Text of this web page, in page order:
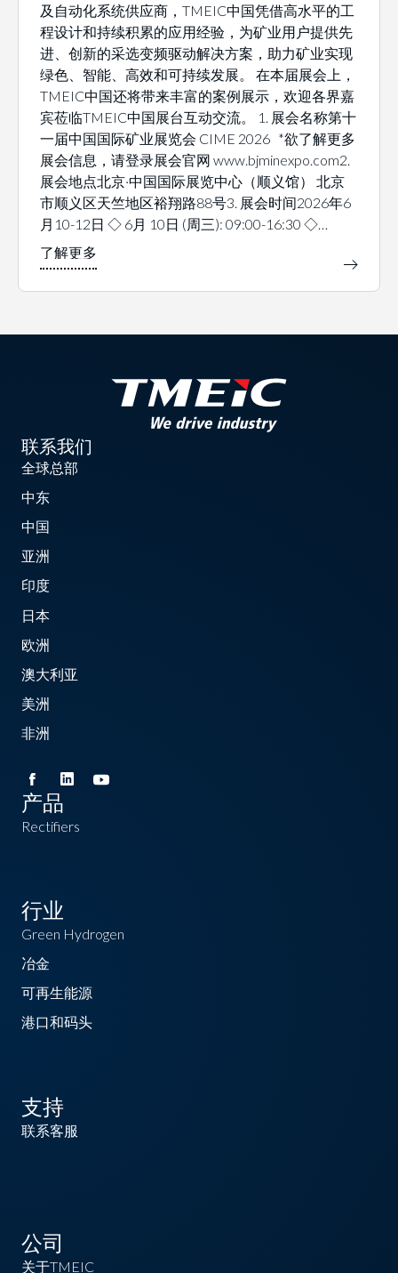
及自动化系统供应商，TMEIC中国凭借高水平的工
程设计和持续积累的应用经验，为矿业用户提供先
进、创新的采选变频驱动解决方案，助力矿业实现
绿色、智能、高效和可持续发展。 在本届展会上，
TMEIC中国还将带来丰富的案例展示，欢迎各界嘉
宾莅临TMEIC中国展台互动交流。 1. 展会名称第十
一届中国国际矿业展览会 CIME 2026 *欲了解更多
展会信息，请登录展会官网 www.bjminexpo.com2.
展会地点北京·中国国际展览中心（顺义馆） 北京
市顺义区天竺地区裕翔路88号3. 展会时间2026年6
月10-12日 ◇ 6月 10日 (周三): 09:00-16:30 ◇…
联系我们
全球总部
中东
中国
亚洲
印度
日本
欧洲
澳大利亚
美洲
非洲
产品
Rectifiers
行业
Green Hydrogen
冶金
可再生能源
港口和码头
支持
联系客服
公司
关于TMEIC